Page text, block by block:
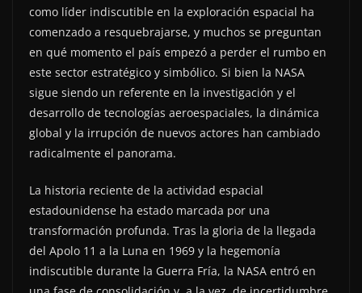
como líder indiscutible en la exploración espacial ha
comenzado a resquebrajarse, y muchos se preguntan
en qué momento el país empezó a perder el rumbo en
este sector estratégico y simbólico. Si bien la NASA
sigue siendo un referente en la investigación y el
desarrollo de tecnologías aeroespaciales, la dinámica
global y la irrupción de nuevos actores han cambiado
radicalmente el panorama.
La historia reciente de la actividad espacial
estadounidense ha estado marcada por una
transformación profunda. Tras la gloria de la llegada
del Apolo 11 a la Luna en 1969 y la hegemonía
indiscutible durante la Guerra Fría, la NASA entró en